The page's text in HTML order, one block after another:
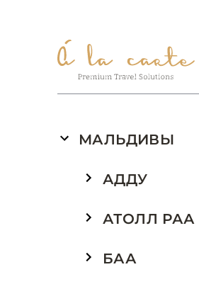
МАЛЬДИВЫ
АДДУ
АТОЛЛ РАА
БАА